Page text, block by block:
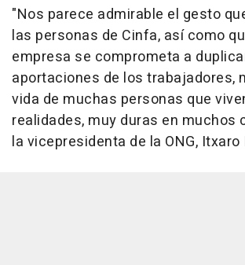
"Nos parece admirable el gesto
las personas de Cinfa, así como
empresa se comprometa a
aportaciones de los trabajadores,
vida de muchas personas que
realidades, muy duras en muchos
la vicepresidenta de la ONG, Itxaro